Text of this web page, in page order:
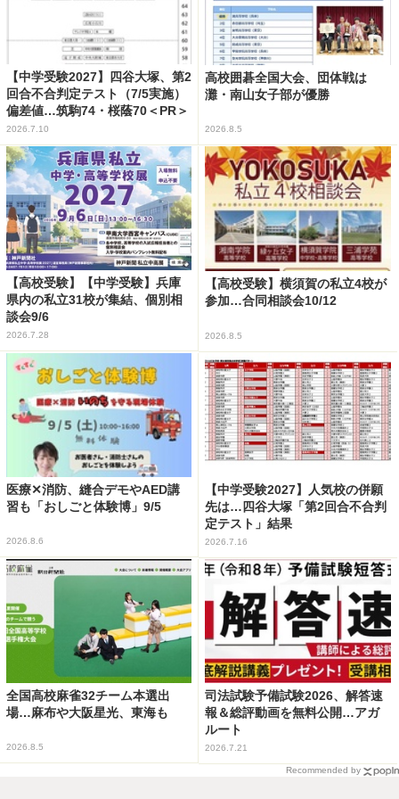
【中学受験2027】四谷大塚、第2
回合不合判定テスト（7/5実施）
偏差値…筑駒74・桜蔭70＜PR＞
2026.7.10
高校囲碁全国大会、団体戦は
灘・南山女子部が優勝
2026.8.5
【高校受験】【中学受験】兵庫
県内の私立31校が集結、個別相
談会9/6
2026.7.28
【高校受験】横須賀の私立4校が
参加…合同相談会10/12
2026.8.5
医療✕消防、縫合デモやAED講
習も「おしごと体験博」9/5
2026.8.6
【中学受験2027】人気校の併願
先は…四谷大塚「第2回合不合判
定テスト」結果
2026.7.16
全国高校麻雀32チーム本選出
場…麻布や大阪星光、東海も
2026.8.5
司法試験予備試験2026、解答速
報＆総評動画を無料公開…アガ
ルート
2026.7.21
Recommended by